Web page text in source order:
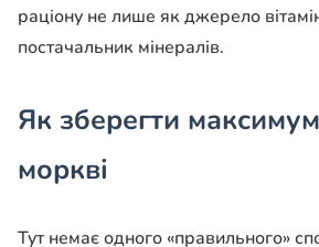
раціону не лише як джерело
постачальник мінералів.
Як зберегти максимум
моркві
Тут немає одного «правильного»